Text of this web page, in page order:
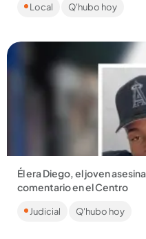
activado el geolocalizador,
Local Q'hubo hoy
Él era Diego, el joven
comentario en el Centro
hecho resultaron heridas
Judicial Q'hubo hoy